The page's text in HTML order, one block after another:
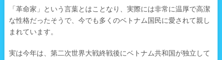
「革命家」という言葉とはことなり、実際には非常に温厚で高潔
な性格だったそうで、今でも多くのベトナム国民に愛されて親し
まれています。
実は今年は、第二次世界大戦終戦後にベトナム共和国が独立して